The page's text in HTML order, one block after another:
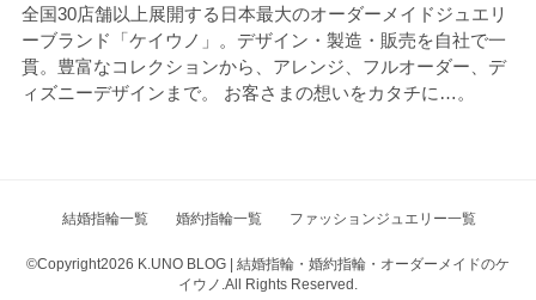
全国30店舗以上展開する日本最大のオーダーメイドジュエリ
ーブランド「ケイウノ」。デザイン・製造・販売を自社で一
貫。豊富なコレクションから、アレンジ、フルオーダー、デ
ィズニーデザインまで。 お客さまの想いをカタチに…。
結婚指輪一覧 婚約指輪一覧 ファッションジュエリー一覧
©Copyright2026 K.UNO BLOG | 結婚指輪・婚約指輪・オーダーメイドのケ
イウノ .All Rights Reserved.